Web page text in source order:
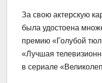
За свою актерскую
была удостоена
премию «Голубой
«Лучшая
в сериале